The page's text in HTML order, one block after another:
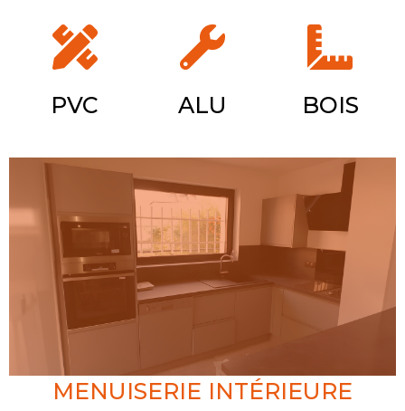
PVC ALU BOIS
MENUISERIE INTÉRIEURE